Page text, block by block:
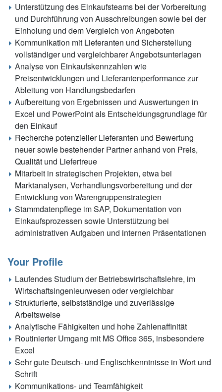
Unterstützung des Einkaufsteams bei der Vorbereitung
und Durchführung von Ausschreibungen sowie bei der
Einholung und dem Vergleich von Angeboten
Kommunikation mit Lieferanten und Sicherstellung
vollständiger und vergleichbarer Angebotsunterlagen
Analyse von Einkaufskennzahlen wie
Preisentwicklungen und Lieferantenperformance zur
Ableitung von Handlungsbedarfen
Aufbereitung von Ergebnissen und Auswertungen in
Excel und PowerPoint als Entscheidungsgrundlage für
den Einkauf
Recherche potenzieller Lieferanten und Bewertung
neuer sowie bestehender Partner anhand von Preis,
Qualität und Liefertreue
Mitarbeit in strategischen Projekten, etwa bei
Marktanalysen, Verhandlungsvorbereitung und der
Entwicklung von Warengruppenstrategien
Stammdatenpflege im SAP, Dokumentation von
Einkaufsprozessen sowie Unterstützung bei
administrativen Aufgaben und internen Präsentationen
Your Profile
Laufendes Studium der Betriebswirtschaftslehre, im
Wirtschaftsingenieurwesen oder vergleichbar
Strukturierte, selbstständige und zuverlässige
Arbeitsweise
Analytische Fähigkeiten und hohe Zahlenaffinität
Routinierter Umgang mit MS Office 365, insbesondere
Excel
Sehr gute Deutsch- und Englischkenntnisse in Wort und
Schrift
Kommunikations- und Teamfähigkeit